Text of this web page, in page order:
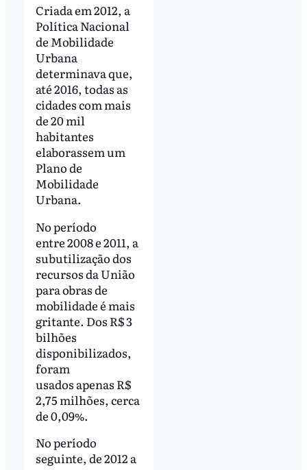
Criada em 2012, a
Política Nacional
de Mobilidade
Urbana
determinava que,
até 2016, todas as
cidades com mais
de 20 mil
habitantes
elaborassem um
Plano de
Mobilidade
Urbana.
No período
entre 2008 e 2011, a
subutilização dos
recursos da União
para obras de
mobilidade é mais
gritante. Dos R$ 3
bilhões
disponibilizados,
foram
usados apenas R$
2,75 milhões, cerca
de 0,09%.
No período
seguinte, de 2012 a